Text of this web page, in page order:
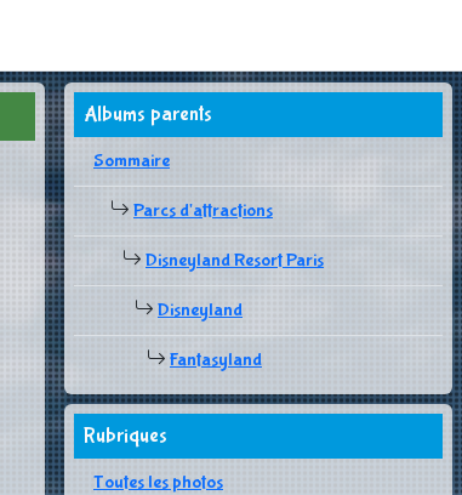
Albums parents
Sommaire
Parcs d'attractions
Disneyland Resort Paris
Disneyland
Fantasyland
Rubriques
Toutes les photos